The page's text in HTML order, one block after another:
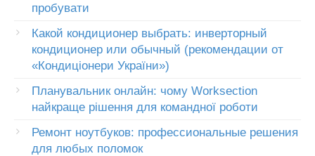
пробувати
Какой кондиционер выбрать: инверторный
кондиционер или обычный (рекомендации от
«Кондиціонери України»)
Планувальник онлайн: чому Worksection
найкраще рішення для командної роботи
Ремонт ноутбуков: профессиональные решения
для любых поломок